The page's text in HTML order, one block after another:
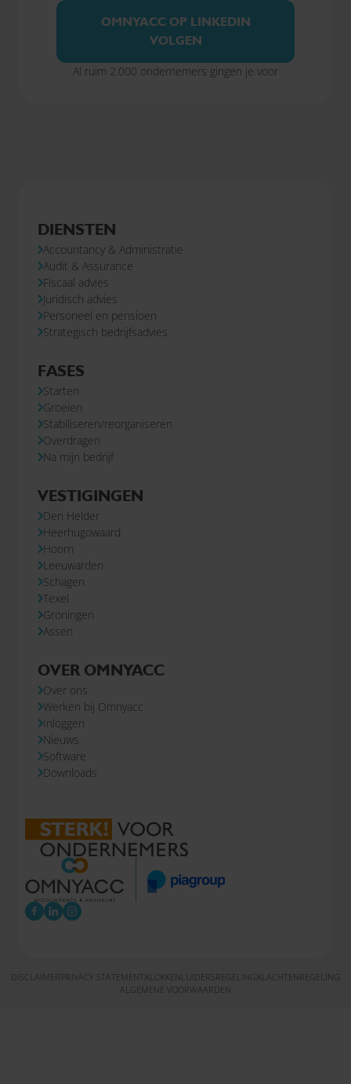
OMNYACC OP LINKEDIN
VOLGEN
Al ruim 2.000 ondernemers gingen je voor
DIENSTEN
Accountancy & Administratie
Audit & Assurance
Fiscaal advies
Juridisch advies
Personeel en pensioen
Strategisch bedrijfsadvies
FASES
Starten
Groeien
Stabiliseren/reorganiseren
Overdragen
Na mijn bedrijf
VESTIGINGEN
Den Helder
Heerhugowaard
Hoorn
Leeuwarden
Schagen
Texel
Groningen
Assen
OVER OMNYACC
Over ons
Werken bij Omnyacc
Inloggen
Nieuws
Software
Downloads
DISCLAIMER PRIVACY STATEMENT KLOKKENLUIDERSREGELING KLACHTENREGELING
ALGEMENE VOORWAARDEN